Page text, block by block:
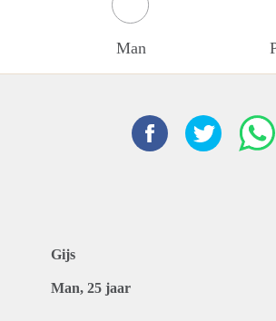
Man
Gijs
Man, 25 jaar